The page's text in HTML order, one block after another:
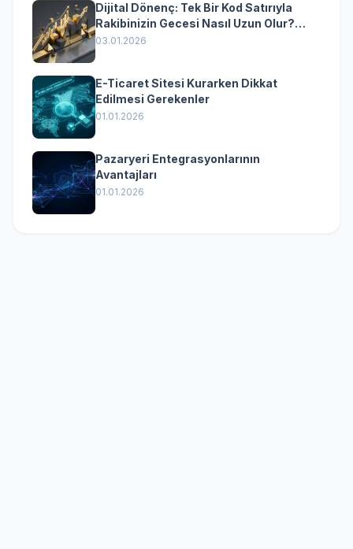
Dijital Dönenç: Tek Bir Kod Satırıyla
Rakibinizin Gecesi Nasıl Uzun Olur?
(Kurumsal Yazılımın Güçlü Rolü)
03.01.2026
E-Ticaret Sitesi Kurarken Dikkat
Edilmesi Gerekenler
01.01.2026
Pazaryeri Entegrasyonlarının
Avantajları
01.01.2026